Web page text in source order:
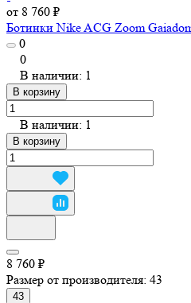
от 8 760 ₽
Ботинки Nike ACG Zoom
0
0
В наличии: 1
В корзину
В наличии: 1
В корзину
8 760 ₽
Размер от производителя: 43
43